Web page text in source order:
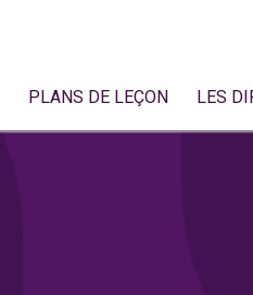
PLANS DE LEÇON LES